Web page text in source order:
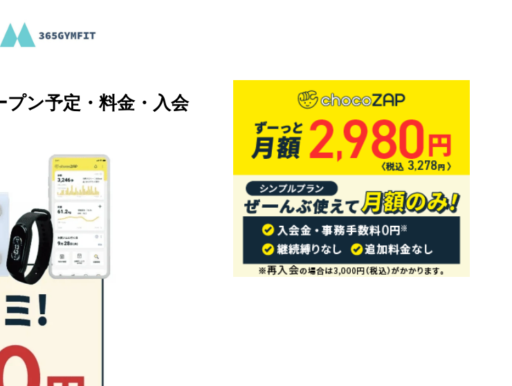
ン予定・料金・入会